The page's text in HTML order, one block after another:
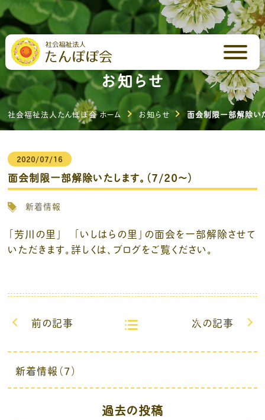
お知らせ
社会福祉法人たんぽぽ会 ホーム お知らせ 面会制限一部解除い
2020/07/16
面会制限一部解除いたします。（7/20～）
新着情報
「芳川の里」 「いしはらの里」の面会を一部解除させて
いただきます。詳しくは、ブログをご覧ください。
前の記事 次の記事
新着情報（7）
過去の投稿